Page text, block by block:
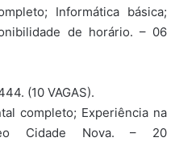
Informática básica;
de horário. – 06
(10 VAGAS).
completo; Experiência na
Cidade Nova. – 20